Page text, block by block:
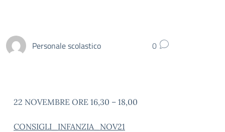
Personale scolastico 0
22 NOVEMBRE ORE 16,30 – 18,00
CONSIGLI_INFANZIA_NOV21